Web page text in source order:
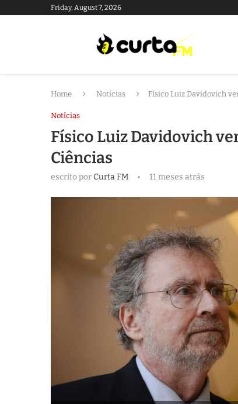
Friday, August 7, 2026
Home Notícias Físico Luiz Davidovich
Notícias
Físico Luiz Davidovich
Ciências
escrito porCurta FM 11 meses atrás